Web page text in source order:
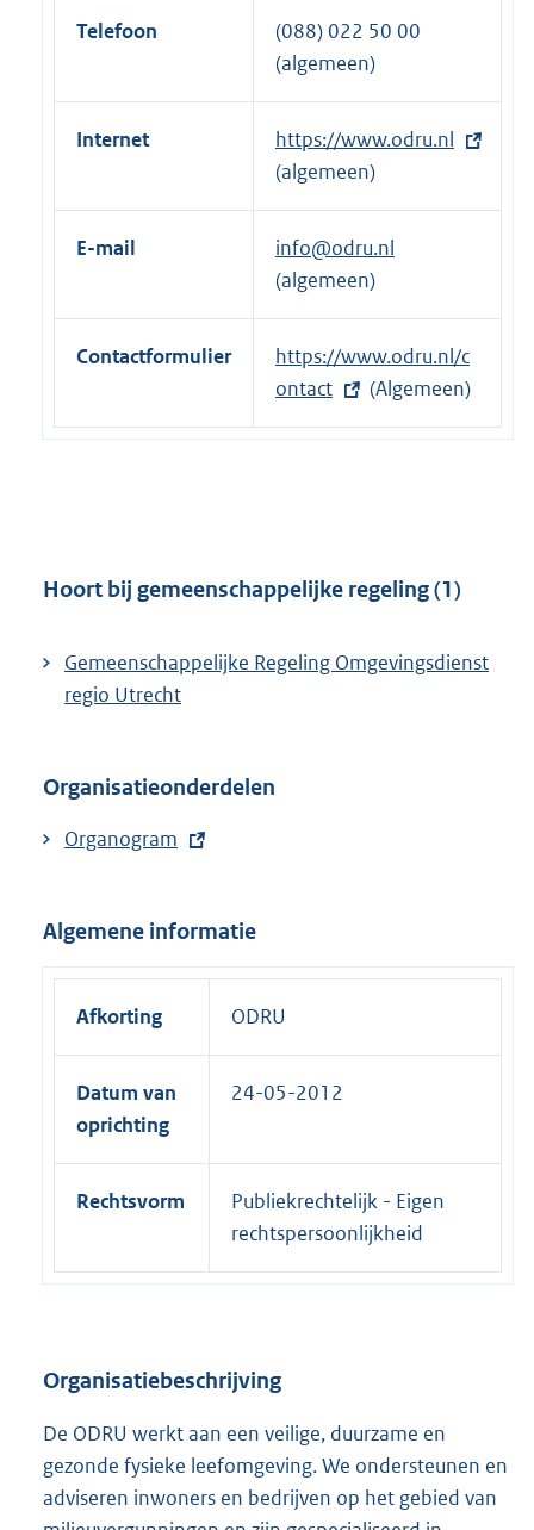
:
Telefoon
(088) 022 50 00
(algemeen)
Internet
E
x
t
e
r
n
l
i
n
https://www.odru.nl
(algemeen)
E-mail
info@odru.nl
(algemeen)
Contactformulier
E
x
t
l
k
https://www.odru.nl/c
ontact
(Algemeen)
Hoort bij gemeenschappelijke regeling (1)
Gemeenschappelijke Regeling Omgevingsdienst
regio Utrecht
Organisatieonderdelen
E
e
r
l
k
Organogram
Algemene informatie
Afkorting ODRU
Datum van
oprichting
24-05-2012
Rechtsvorm
Publiekrechtelijk - Eigen
rechtspersoonlijkheid
Organisatiebeschrijving
De ODRU werkt aan een veilige, duurzame en
gezonde fysieke leefomgeving. We ondersteunen en
adviseren inwoners en bedrijven op het gebied van